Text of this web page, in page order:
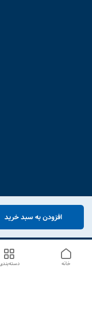
افزودن به سبد خرید
خانه